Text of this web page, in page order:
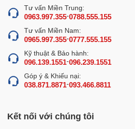
Lợi ích khi sử dụng máy rửa bát
HHB-7000D (ô kính tròn)
Tư vấn Miền Trung:
0963.997.355-0788.555.155
Tư vấn Miền Nam:
0965.997.355-0777.555.155
Kỹ thuật & Bảo hành:
096.139.1551-096.239.1551
Góp ý & Khiếu nại:
038.871.8871-093.466.8811
Kết nối với chúng tôi